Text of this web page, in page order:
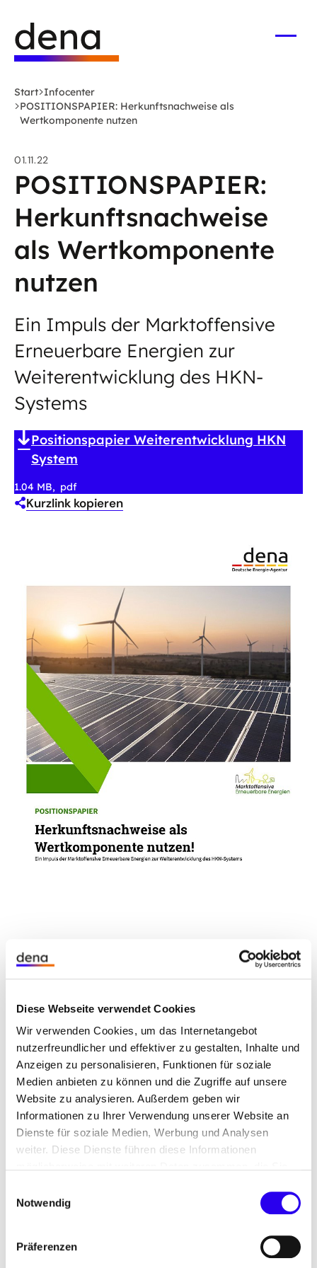
Diese Webseite verwendet Cookies
Wir verwenden Cookies, um das Internetangebot
nutzerfreundlicher und effektiver zu gestalten, Inhalte und
Anzeigen zu personalisieren, Funktionen für soziale
Medien anbieten zu können und die Zugriffe auf unsere
Website zu analysieren. Außerdem geben wir
Informationen zu Ihrer Verwendung unserer Website an
Dienste für soziale Medien, Werbung und Analysen
weiter. Diese Dienste führen diese Informationen
Nutzung der Dienste gesammelt haben.
Notwendig
Präferenzen
Hauptinhalt
springen
Deutsche
Energie-
Agentur
-
zur
Start Infocenter
POSITIONSPAPIER: Herkunftsnachweise als
Wertkomponente nutzen
01.11.22
POSITIONSPAPIER:
Herkunftsnachweise
als Wertkomponente
nutzen
Ein Impuls der Marktoffensive
Erneuerbare Energien zur
Weiterentwicklung des HKN-
Systems
Positionspapier Weiterentwicklung HKN
System
1.04 MB pdf
Kurzlink kopieren
Die Versorgung mit Strom aus erneuerbaren
Energien rückt aus Sicht von Unternehmen und
der Industrie immer stärker in den Fokus.
Entscheidende Treiber für diese Entwicklung sind
unternehmerischer Dekarbonisierungsstrategien.
Neben Stromlieferverträgen für grünen Strom
(Green Power Purchase Agreements) spielen
insbesondere Eigenverbrauchsmodelle eine
Der Klimaschutz rückt die Stromkennzeichnung
verstärkt in den Blick von Stromabnehmern und -
versorgern. Sie ermöglicht es, die Scope-2-
Emissionen aus Sicht der Abnehmer bzw. die
Scope-3-Emissionen aus Sicht der Versorger zu
bestimmen und diese über den Bezug von Strom
CO2-neutralen Eigenschaft einen Wert für
Bedeutung von Herkunftsnachweisen (HKN) von
einem Instrument, das bisher insbesondere der